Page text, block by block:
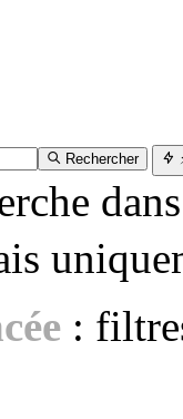
Rechercher
: